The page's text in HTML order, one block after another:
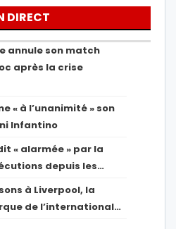
DIRECT
annule son match
après la crise
« à l’unanimité » son
Infantino
« alarmée » par la
depuis les…
à Liverpool, la
de l’international…